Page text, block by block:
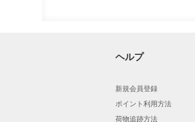
ヘルプ
新規会員登録
ポイント利用方法
荷物追跡方法